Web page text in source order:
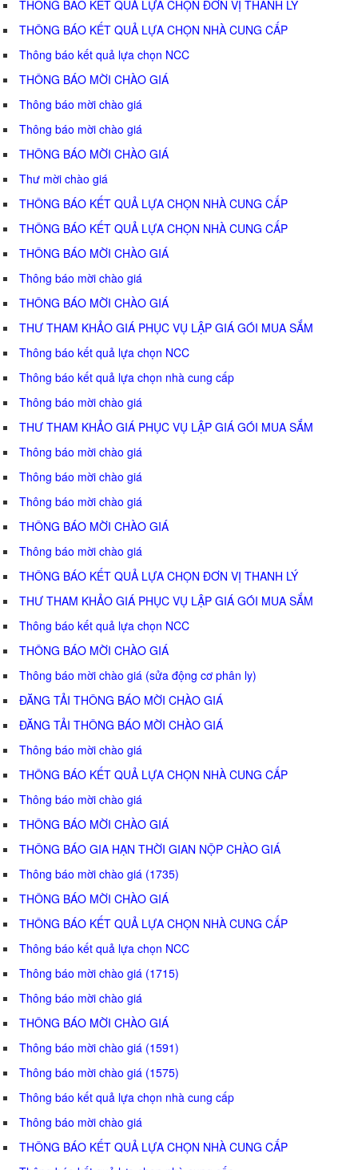
THÔNG BÁO KẾT QUẢ LỰA CHỌN ĐƠN VỊ THANH LÝ
THÔNG BÁO KẾT QUẢ LỰA CHỌN NHÀ CUNG CẤP
Thông báo kết quả lựa chọn NCC
THÔNG BÁO MỜI CHÀO GIÁ
Thông báo mời chào giá
Thông báo mời chào giá
THÔNG BÁO MỜI CHÀO GIÁ
Thư mời chào giá
THÔNG BÁO KẾT QUẢ LỰA CHỌN NHÀ CUNG CẤP
THÔNG BÁO KẾT QUẢ LỰA CHỌN NHÀ CUNG CẤP
THÔNG BÁO MỜI CHÀO GIÁ
Thông báo mời chào giá
THÔNG BÁO MỜI CHÀO GIÁ
THƯ THAM KHẢO GIÁ PHỤC VỤ LẬP GIÁ GÓI MUA SẮM
Thông báo kết quả lựa chọn NCC
Thông báo kết quả lựa chọn nhà cung cấp
Thông báo mời chào giá
THƯ THAM KHẢO GIÁ PHỤC VỤ LẬP GIÁ GÓI MUA SẮM
Thông báo mời chào giá
Thông báo mời chào giá
Thông báo mời chào giá
THÔNG BÁO MỜI CHÀO GIÁ
Thông báo mời chào giá
THÔNG BÁO KẾT QUẢ LỰA CHỌN ĐƠN VỊ THANH LÝ
THƯ THAM KHẢO GIÁ PHỤC VỤ LẬP GIÁ GÓI MUA SẮM
Thông báo kết quả lựa chọn NCC
THÔNG BÁO MỜI CHÀO GIÁ
Thông báo mời chào giá (sửa động cơ phân ly)
ĐĂNG TẢI THÔNG BÁO MỜI CHÀO GIÁ
ĐĂNG TẢI THÔNG BÁO MỜI CHÀO GIÁ
Thông báo mời chào giá
THÔNG BÁO KẾT QUẢ LỰA CHỌN NHÀ CUNG CẤP
Thông báo mời chào giá
THÔNG BÁO MỜI CHÀO GIÁ
THÔNG BÁO GIA HẠN THỜI GIAN NỘP CHÀO GIÁ
Thông báo mời chào giá (1735)
THÔNG BÁO MỜI CHÀO GIÁ
THÔNG BÁO KẾT QUẢ LỰA CHỌN NHÀ CUNG CẤP
Thông báo kết quả lựa chọn NCC
Thông báo mời chào giá (1715)
Thông báo mời chào giá
THÔNG BÁO MỜI CHÀO GIÁ
Thông báo mời chào giá (1591)
Thông báo mời chào giá (1575)
Thông báo kết quả lựa chọn nhà cung cấp
Thông báo mời chào giá
THÔNG BÁO KẾT QUẢ LỰA CHỌN NHÀ CUNG CẤP